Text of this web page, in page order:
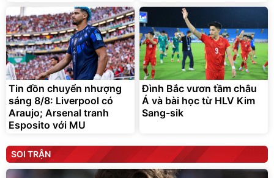
Tin đồn chuyển nhượng
sáng 8/8: Liverpool có
Araujo; Arsenal tranh
Esposito với MU
Đình Bắc vươn tầm châu
Á và bài học từ HLV Kim
Sang-sik
SOI TRẬN